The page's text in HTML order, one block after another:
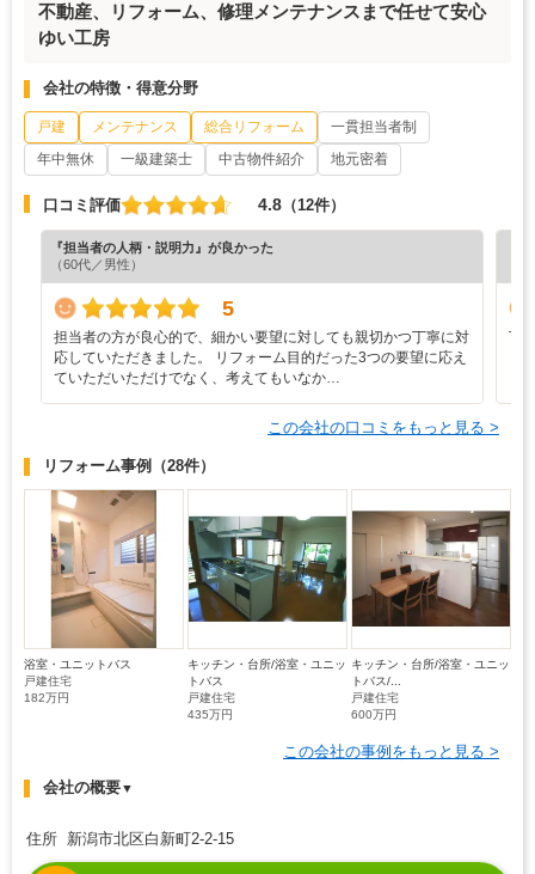
不動産、リフォーム、修理メンテナンスまで任せて安心
ゆい工房
会社の特徴・得意分野
戸建 メンテナンス 総合リフォーム
一貫担当者制
年中無休
一級建築士 中古物件紹介 地元密着
口コミ評価 4.8 （12件）
『担当者の人柄・説明力』が良かった
（60代／男性）
5
担当者の方が良心的で、細かい要望に対しても親切かつ丁寧に対
応していただきました。 リフォーム目的だった3つの要望に応え
ていただいただけでなく、考えてもいなか…
丁
この会社の口コミをもっと見る >
リフォーム事例 （28件）
浴室・ユニットバス
戸建住宅
182万円
キッチン・台所/浴室・ユニッ
トバス
戸建住宅
435万円
キッチン・台所/浴室・ユニッ
トバス/...
戸建住宅
600万円
この会社の事例をもっと見る >
会社の概要▼
住所 新潟市北区白新町2-2-15